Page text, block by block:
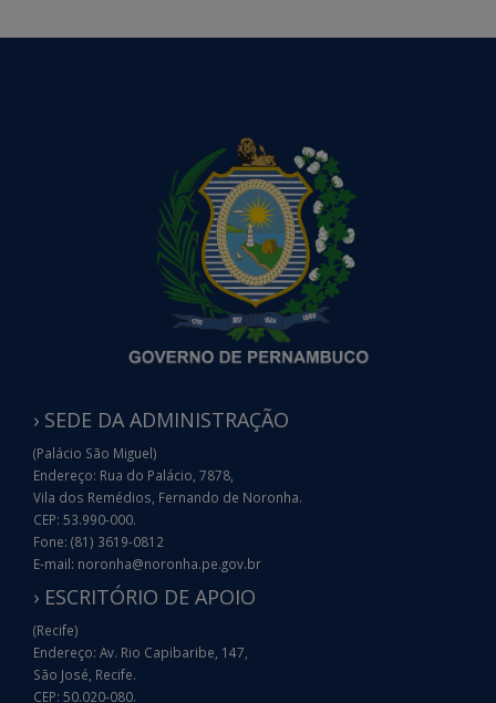
› SEDE DA ADMINISTRAÇÃO
(Palácio São Miguel)
Endereço: Rua do Palácio, 7878,
Vila dos Remédios, Fernando de Noronha.
CEP: 53.990-000.
Fone: (81) 3619-0812
E-mail: noronha@noronha.pe.gov.br
› ESCRITÓRIO DE APOIO
(Recife)
Endereço: Av. Rio Capibaribe, 147,
São José, Recife.
CEP: 50.020-080.